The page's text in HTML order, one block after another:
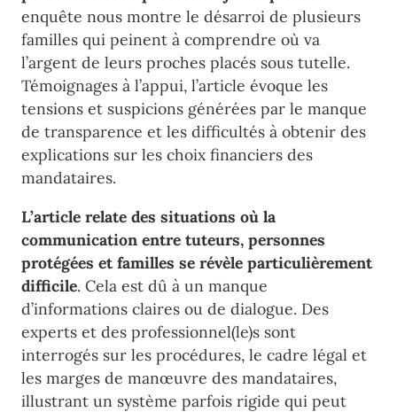
enquête nous montre le désarroi de plusieurs
familles qui peinent à comprendre où va
l’argent de leurs proches placés sous tutelle.
Témoignages à l’appui, l’article évoque les
tensions et suspicions générées par le manque
de transparence et les difficultés à obtenir des
explications sur les choix financiers des
mandataires.
L’article relate des situations où la
communication entre tuteurs, personnes
protégées et familles se révèle particulièrement
difficile. Cela est dû à un manque
d’informations claires ou de dialogue. Des
experts et des professionnel(le)s sont
interrogés sur les procédures, le cadre légal et
les marges de manœuvre des mandataires,
illustrant un système parfois rigide qui peut